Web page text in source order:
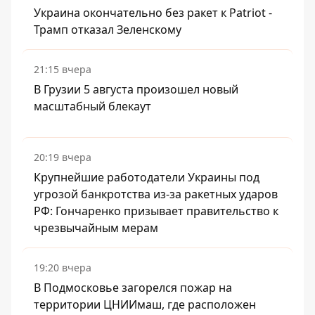
Украина окончательно без ракет к Patriot -
Трамп отказал Зеленскому
21:15 вчера
В Грузии 5 августа произошел новый
масштабный блекаут
20:19 вчера
Крупнейшие работодатели Украины под
угрозой банкротства из-за ракетных ударов
РФ: Гончаренко призывает правительство к
чрезвычайным мерам
19:20 вчера
В Подмосковье загорелся пожар на
территории ЦНИИмаш, где расположен